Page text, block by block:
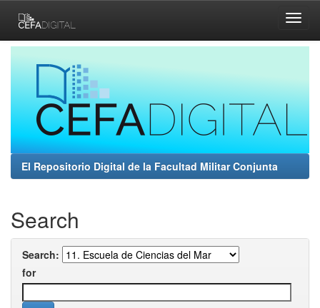
navigation
El Repositorio Digital de la Facultad Militar Conjunta
Search
Search:
for